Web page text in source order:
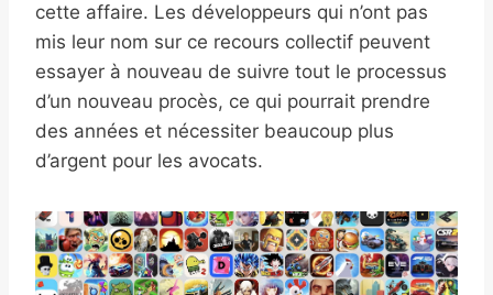
cette affaire. Les développeurs qui n’ont pas
mis leur nom sur ce recours collectif peuvent
essayer à nouveau de suivre tout le processus
d’un nouveau procès, ce qui pourrait prendre
des années et nécessiter beaucoup plus
d’argent pour les avocats.